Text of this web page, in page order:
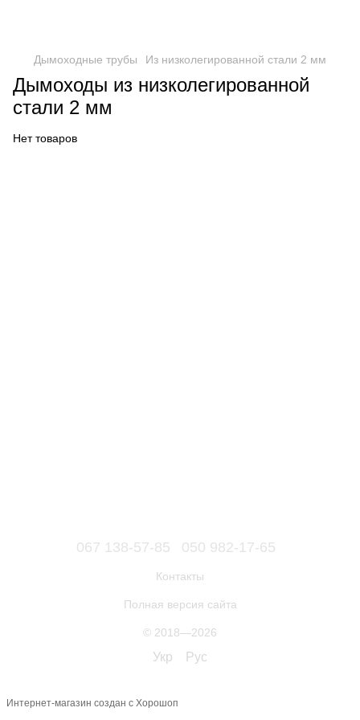
Дымоходные трубы Из низколегированной стали 2 мм
Дымоходы из низколегированной
стали 2 мм
Нет товаров
067 138-57-85 050 982-17-65
Контакты
Полная версия сайта
© 2018—2026
Укр Рус
Интернет-магазин создан с Хорошоп